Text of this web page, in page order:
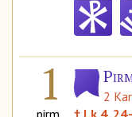
1 2